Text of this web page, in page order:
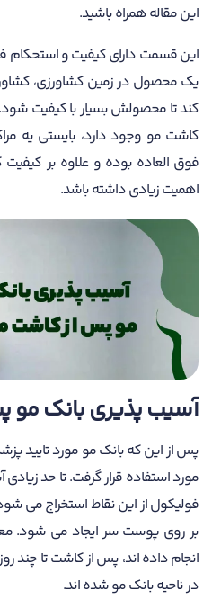
این مقاله همراه باشید.
این قسمت دارای کیفیت و
یک محصول در زمین کشاورزی،
کند تا محصولش بسیار با کیفیت
کاشت مو وجود دارد، بایستی یه
فوق العاده بوده و علاوه بر کیفیت
اهمیت زیادی داشته باشد.
آسیب پذیری بانک مو
پس از این که بانک مو مورد تایید
مورد استفاده قرار گرفت. تا حد
فولیکول از این نقاط استخراج می
بر روی پوست سر ایجاد می شود.
انجام داده اند، پس از کاشت تا
در ناحیه بانک مو شده اند.